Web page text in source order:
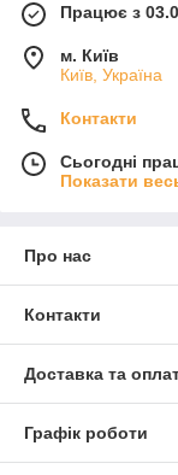
Працює з
м. Київ
Київ, Україна
Контакти
Сьогодні
Показати
Про нас
Контакти
Доставка та
Графік роботи